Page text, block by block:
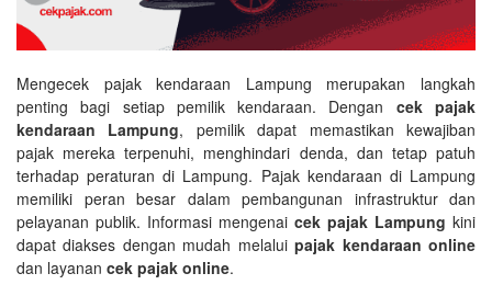
Mengecek pajak kendaraan Lampung merupakan langkah
penting bagi setiap pemilik kendaraan. Dengan cek pajak
kendaraan Lampung, pemilik dapat memastikan kewajiban
pajak mereka terpenuhi, menghindari denda, dan tetap patuh
terhadap peraturan di Lampung. Pajak kendaraan di Lampung
memiliki peran besar dalam pembangunan infrastruktur dan
pelayanan publik. Informasi mengenai cek pajak Lampung kini
dapat diakses dengan mudah melaluipajak kendaraan online
dan layanan cek pajak online.